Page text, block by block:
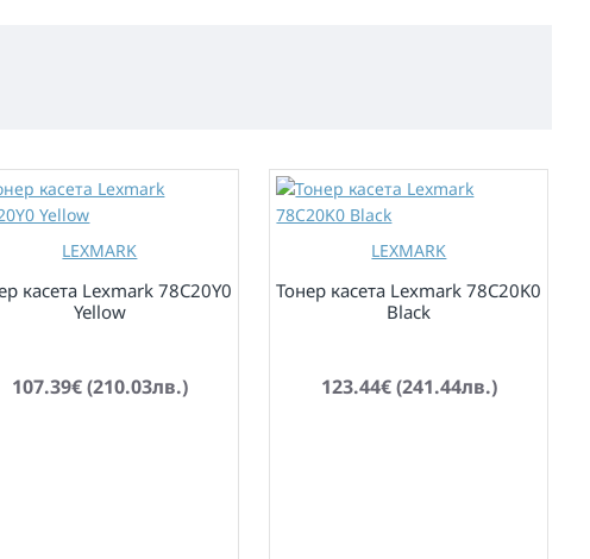
LEXMARK
касета Lexmark 78C20Y0
Yellow
107.39€ (210.03лв.)
LEXMARK
Тонер касета Lexmark 78C20K0
Black
123.44€ (241.44лв.)